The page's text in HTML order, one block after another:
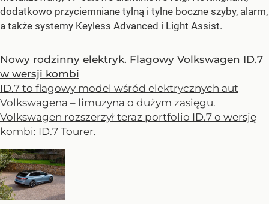
dodatkowo przyciemniane tylną i tylne boczne szyby, alarm,
a także systemy Keyless Advanced i Light Assist.
Nowy rodzinny elektryk. Flagowy Volkswagen ID.7
w wersji kombi
ID.7 to flagowy model wśród elektrycznych aut
Volkswagena – limuzyna o dużym zasięgu.
Volkswagen rozszerzył teraz portfolio ID.7 o wersję
kombi: ID.7 Tourer.